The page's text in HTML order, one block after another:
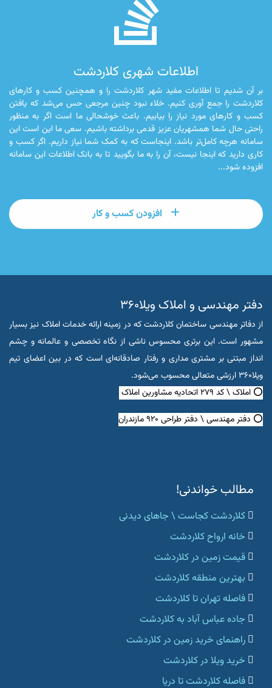
اطلاعات شهری کلاردشت
بر آن شدیم تا اطلاعات مفید شهر کلاردشت را و همچنین کسب و کارهای
کلاردشت را جمع آوری کنیم. خلاء نبود چنین مرجعی حس می‌شد که یافتن
کسب و کارهای مورد نیاز را بیابیم. باعث خوشحالی ما است اگر به منظور
راحتی حال شما همشهریان عزیز قدمی برداشته باشیم. سعی ما این است این
سامانه هرچه کامل‌تر باشد. اینجاست که به کمک شما نیاز داریم. اگر کسب و
کاری دارید که اینجا نیست، آن را به ما بگویید تا به بانک اطلاعات این سامانه
افزوده شود...
افزودن کسب و کار
دفتر مهندسی و املاک ویلا۳۶۰
از دفاتر مهندسی ساختمان کلاردشت که در زمینه ارائه خدمات املاک نیز بسیار
مشهور است. این برتری محسوس ناشی از نگاه تخصصی و عالمانه و چشم
انداز مبتنی بر مشتری مداری و رفتار صادقانه‌ای است که در بین اعضای تیم
ویلا۳۶۰ ارزشی متعالی محسوب می‌شود.
⭕ املاک \ کد ۲۷۹ اتحادیه مشاورین املاک
⭕ دفتر مهندسی \ دفتر طراحی ۹۲۰ مازندران
مطالب خواندنی!
کلاردشت کجاست \ جاهای دیدنی
خانه ارواح کلاردشت
قیمت زمین در کلاردشت
بهترین منطقه کلاردشت
فاصله تهران تا کلاردشت
جاده عباس آباد به کلاردشت
راهنمای خرید زمین در کلاردشت
خرید ویلا در کلاردشت
فاصله کلاردشت تا دریا